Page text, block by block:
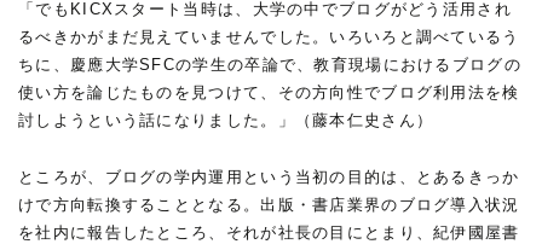
「でもKICXスタート当時は、大学の中でブログがどう活用され
るべきかがまだ見えていませんでした。いろいろと調べているう
ちに、慶應大学SFCの学生の卒論で、教育現場におけるブログの
使い方を論じたものを見つけて、その方向性でブログ利用法を検
討しようという話になりました。」（藤本仁史さん）
ところが、ブログの学内運用という当初の目的は、とあるきっか
けで方向転換することとなる。出版・書店業界のブログ導入状況
を社内に報告したところ、それが社長の目にとまり、紀伊國屋書